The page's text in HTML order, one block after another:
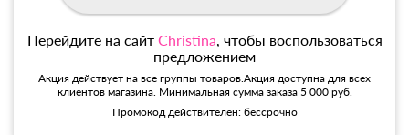
Перейдите на сайт Christina, чтобы воспользоваться
предложением
Акция действует на все группы товаров.Акция доступна для всех
клиентов магазина. Минимальная сумма заказа 5 000 руб.
Промокод действителен: бессрочно